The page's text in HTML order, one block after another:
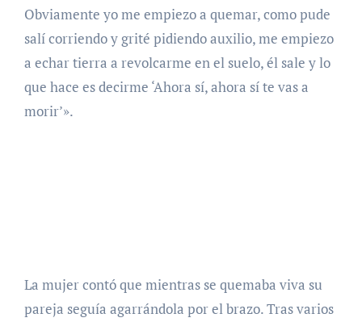
Obviamente yo me empiezo a quemar, como pude
salí corriendo y grité pidiendo auxilio, me empiezo
a echar tierra a revolcarme en el suelo, él sale y lo
que hace es decirme ‘Ahora sí, ahora sí te vas a
morir’».
La mujer contó que mientras se quemaba viva su
pareja seguía agarrándola por el brazo. Tras varios